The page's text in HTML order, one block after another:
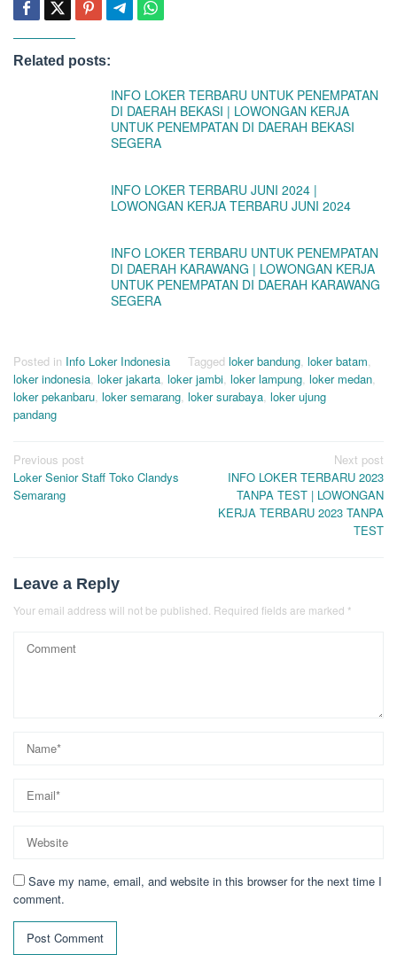
Related posts:
INFO LOKER TERBARU UNTUK PENEMPATAN
DI DAERAH BEKASI | LOWONGAN KERJA
UNTUK PENEMPATAN DI DAERAH BEKASI
SEGERA
INFO LOKER TERBARU JUNI 2024 |
LOWONGAN KERJA TERBARU JUNI 2024
INFO LOKER TERBARU UNTUK PENEMPATAN
DI DAERAH KARAWANG | LOWONGAN KERJA
UNTUK PENEMPATAN DI DAERAH KARAWANG
SEGERA
Posted in Info Loker Indonesia Tagged loker bandung, loker batam,
loker indonesia, loker jakarta, loker jambi, loker lampung, loker medan,
loker pekanbaru, loker semarang, loker surabaya, loker ujung
pandang
Post
navigation
Previous post
Loker Senior Staff Toko Clandys
Semarang
Next post
INFO LOKER TERBARU 2023
TANPA TEST | LOWONGAN
KERJA TERBARU 2023 TANPA
TEST
Leave a Reply
Your email address will not be published. Required fields are marked *
Save my name, email, and website in this browser for the next time I
comment.